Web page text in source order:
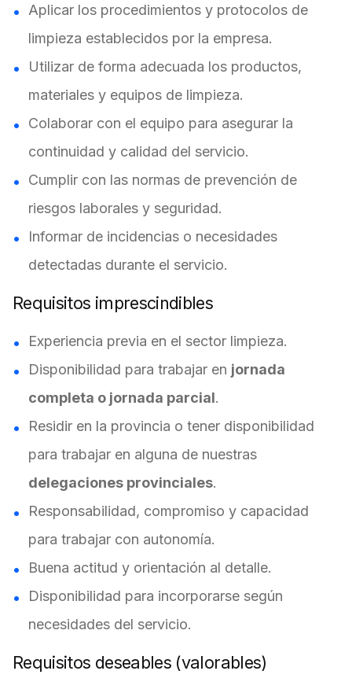
Aplicar los procedimientos y protocolos de
limpieza establecidos por la empresa.
Utilizar de forma adecuada los productos,
materiales y equipos de limpieza.
Colaborar con el equipo para asegurar la
continuidad y calidad del servicio.
Cumplir con las normas de prevención de
riesgos laborales y seguridad.
Informar de incidencias o necesidades
detectadas durante el servicio.
Requisitos imprescindibles
Experiencia previa en el sector limpieza.
Disponibilidad para trabajar en jornada
completa o jornada parcial.
Residir en la provincia o tener disponibilidad
para trabajar en alguna de nuestras
delegaciones provinciales.
Responsabilidad, compromiso y capacidad
para trabajar con autonomía.
Buena actitud y orientación al detalle.
Disponibilidad para incorporarse según
necesidades del servicio.
Requisitos deseables (valorables)